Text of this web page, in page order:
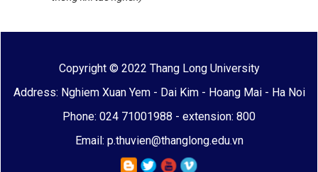
Copyright © 2022 Thang Long University
Address: Nghiem Xuan Yem - Dai Kim - Hoang Mai - Ha Noi
Phone: 024 71001988 - extension: 800
Email: p.thuvien@thanglong.edu.vn